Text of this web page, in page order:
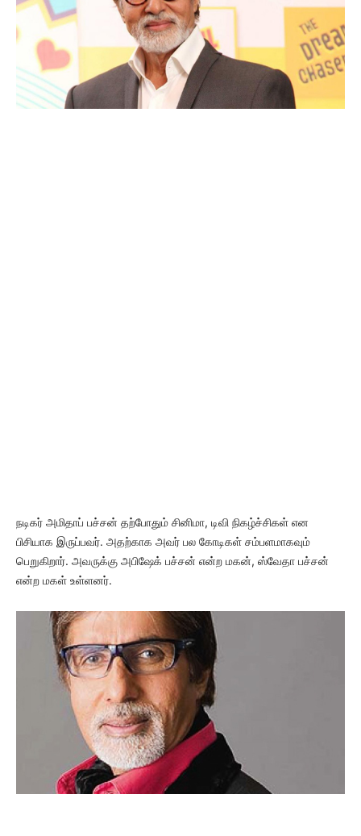
நடிகர் அமிதாப் பச்சன் தற்போதும் சினிமா, டிவி நிகழ்ச்சிகள் என
பிசியாக இருப்பவர். அதற்காக அவர் பல கோடிகள் சம்பளமாகவும்
பெறுகிறார். அவருக்கு அபிஷேக் பச்சன் என்ற மகன், ஸ்வேதா பச்சன்
என்ற மகள் உள்ளனர்.